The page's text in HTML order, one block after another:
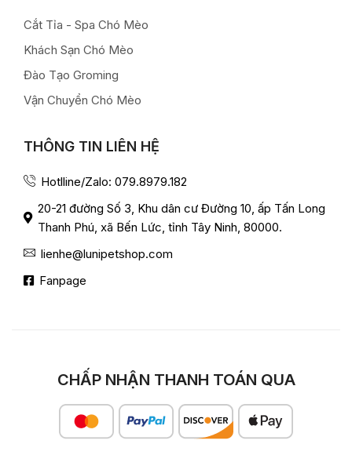
Cắt Tỉa - Spa Chó Mèo
Khách Sạn Chó Mèo
Đào Tạo Groming
Vận Chuyển Chó Mèo
THÔNG TIN LIÊN HỆ
Hotlline/Zalo: 079.8979.182
20-21 đường Số 3, Khu dân cư Đường 10, ấp Tấn Long
Thanh Phú, xã Bến Lức, tỉnh Tây Ninh, 80000.
lienhe@lunipetshop.com
Fanpage
CHẤP NHẬN THANH TOÁN QUA